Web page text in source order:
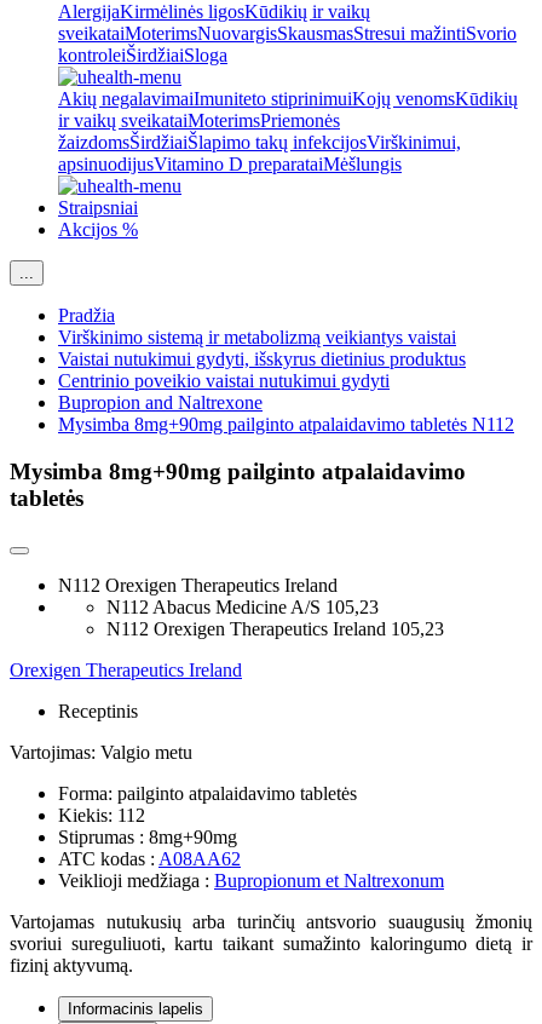
AlergijaKirmėlinės ligosKūdikių ir vaikų
sveikataiMoterimsNuovargisSkausmasStresui mažintiSvorio
kontroleiŠirdžiaiSloga
Akių negalavimaiImuniteto stiprinimuiKojų venomsKūdikių
ir vaikų sveikataiMoterimsPriemonės
žaizdomsŠirdžiaiŠlapimo takų infekcijosVirškinimui,
apsinuodijusVitamino D preparataiMėšlungis
Straipsniai
Akcijos %
...
Pradžia
Virškinimo sistemą ir metabolizmą veikiantys vaistai
Vaistai nutukimui gydyti, išskyrus dietinius produktus
Centrinio poveikio vaistai nutukimui gydyti
Bupropion and Naltrexone
Mysimba 8mg+90mg pailginto atpalaidavimo tabletės N112
Mysimba 8mg+90mg pailginto atpalaidavimo
tabletės
N112 Orexigen Therapeutics Ireland
N112 Abacus Medicine A/S 105,23
N112 Orexigen Therapeutics Ireland 105,23
Orexigen Therapeutics Ireland
Receptinis
Vartojimas: Valgio metu
Forma: pailginto atpalaidavimo tabletės
Kiekis: 112
Stiprumas : 8mg+90mg
ATC kodas : A08AA62
Veiklioji medžiaga : Bupropionum et Naltrexonum
Vartojamas nutukusių arba turinčių antsvorio suaugusių žmonių
svoriui sureguliuoti, kartu taikant sumažinto kaloringumo dietą ir
fizinį aktyvumą.
Informacinis lapelis